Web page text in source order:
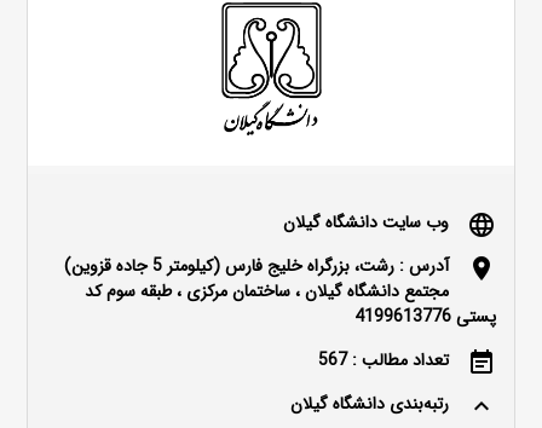
language وب سایت دانشگاه گیلان
location_on
آدرس : رشت، بزرگراه خلیج فارس (کیلومتر 5 جاده قزوین)
مجتمع دانشگاه گیلان ، ساختمان مرکزی ، طبقه سوم کد
پستی 4199613776
event_note تعداد مطالب : 567
keyboard_arrow_up رتبه‌بندی دانشگاه گیلان